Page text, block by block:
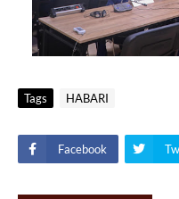
Tags HABARI
Facebook